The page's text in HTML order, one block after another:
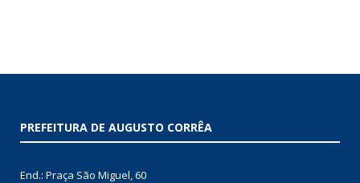
PREFEITURA DE AUGUSTO CORRÊA
End.: Praça São Miguel, 60